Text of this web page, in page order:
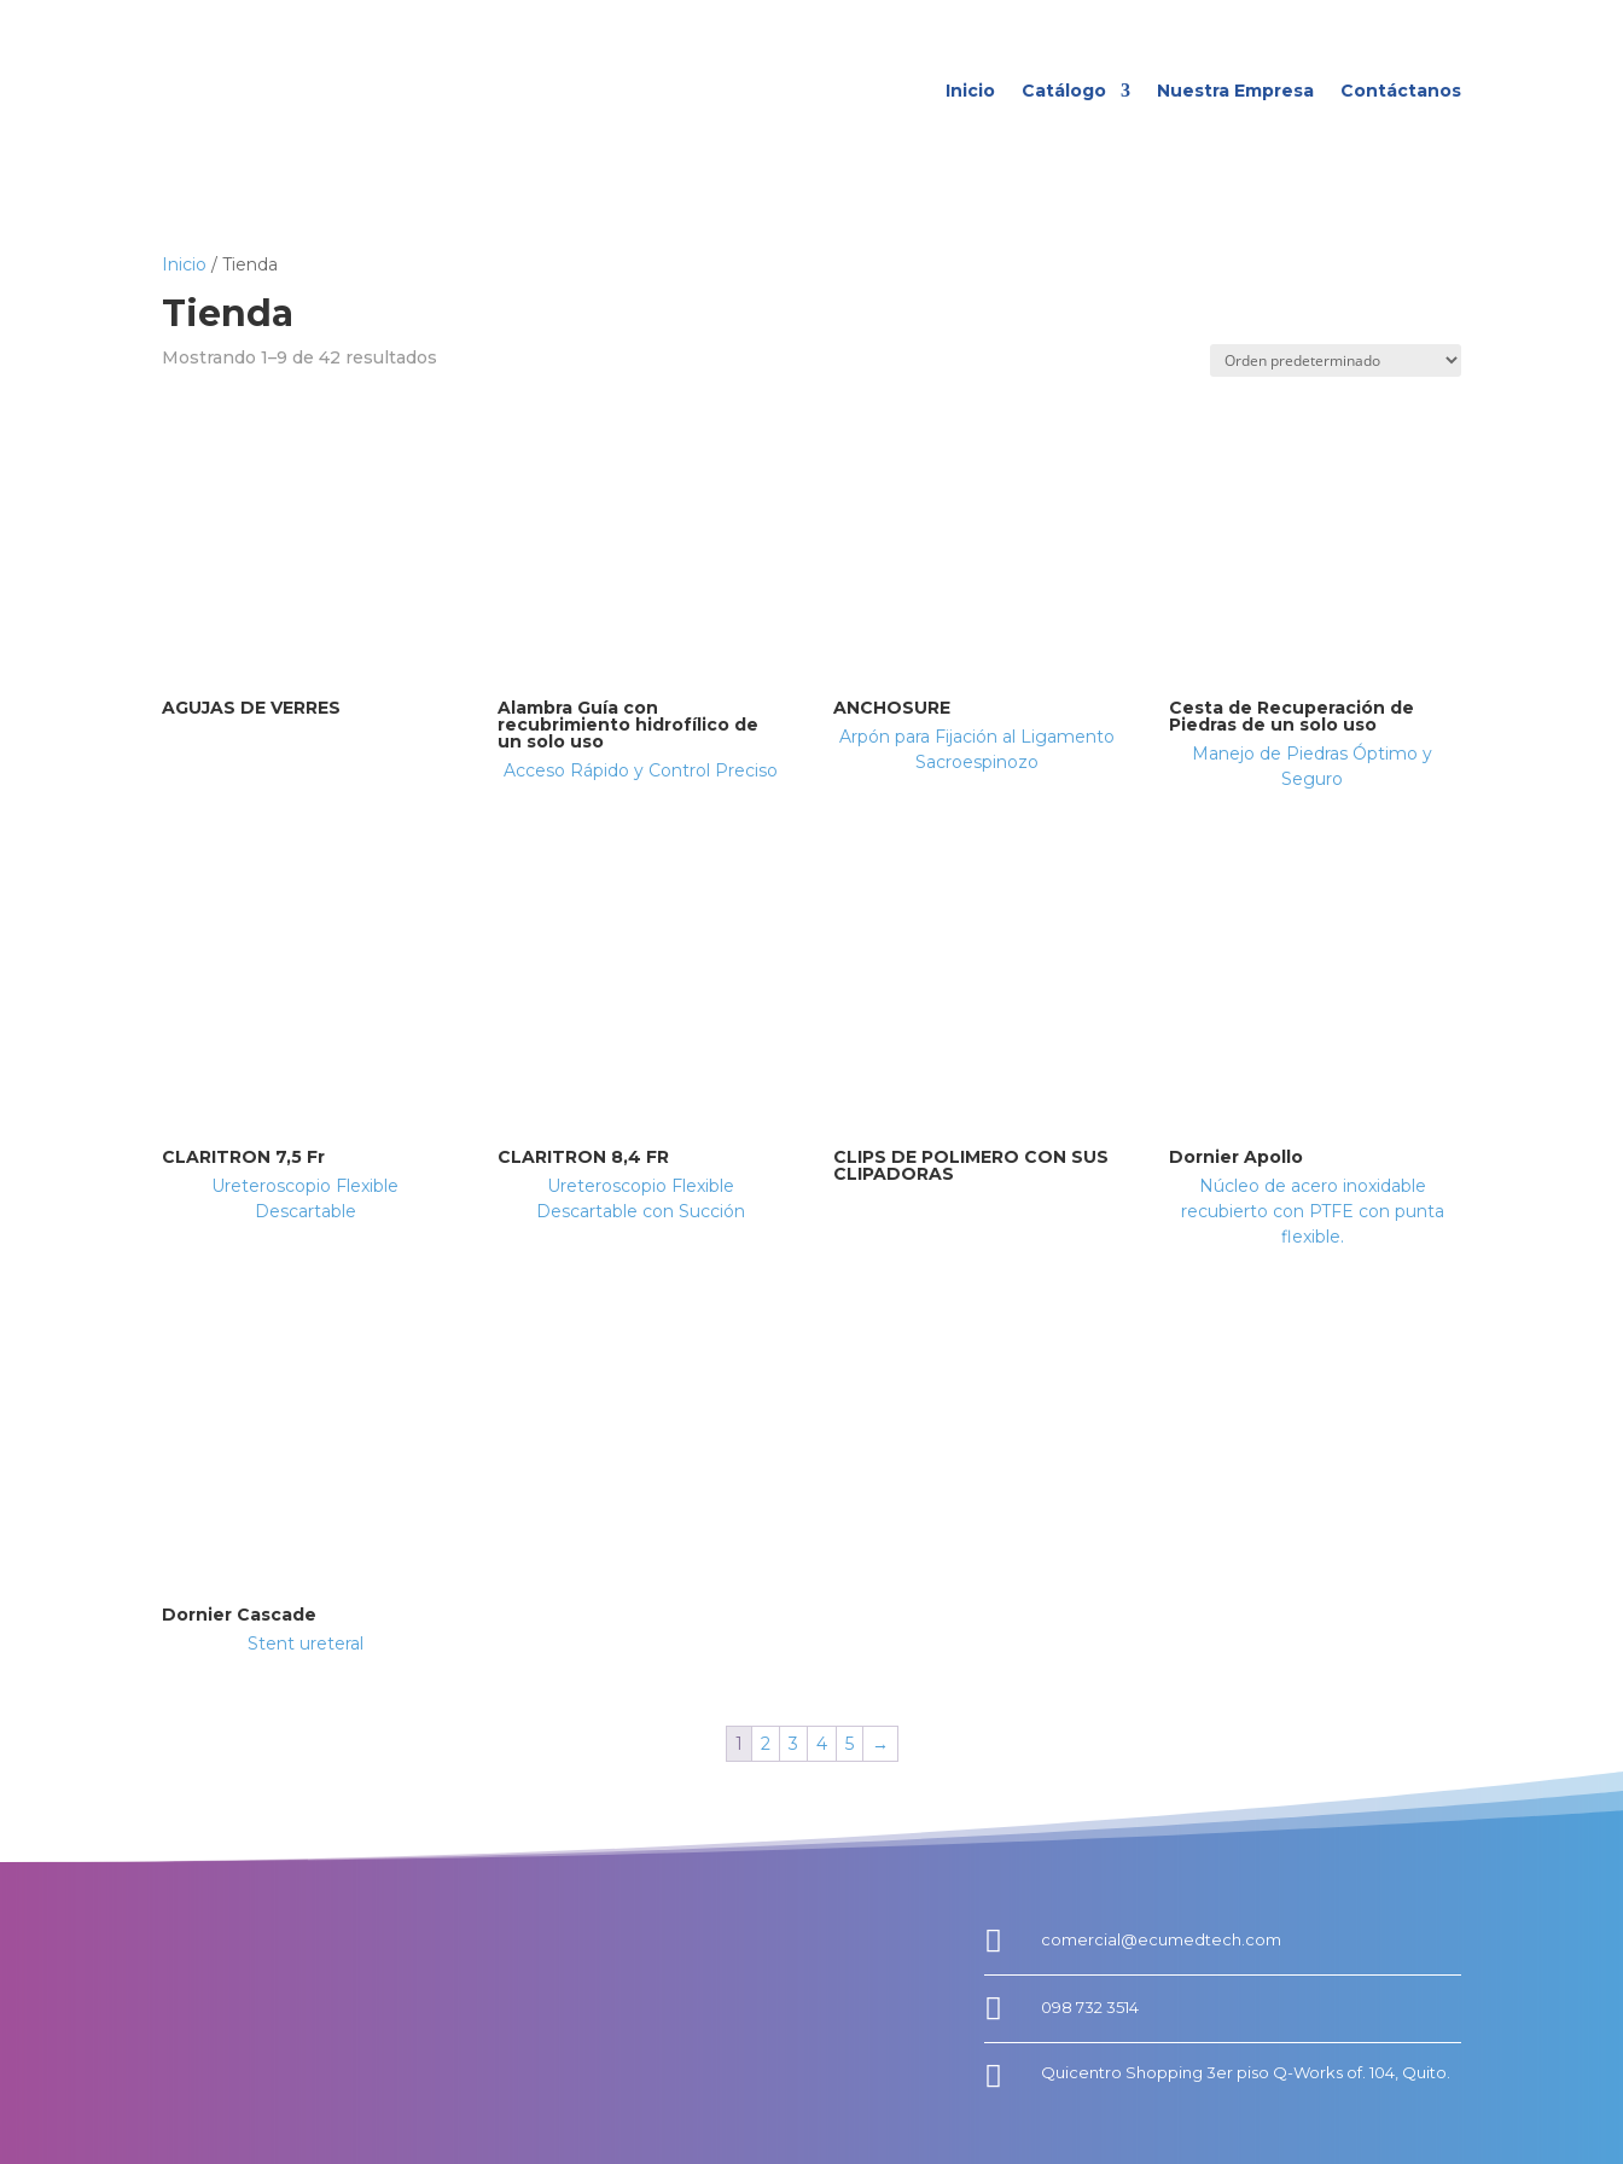
Inicio Catálogo Nuestra Empresa Contáctanos
Inicio / Tienda
Tienda
Mostrando 1–9 de 42 resultados
AGUJAS DE VERRES Alambra Guía con
recubrimiento hidrofílico de
un solo uso
Acceso Rápido y Control Preciso
ANCHOSURE
Arpón para Fijación al Ligamento
Sacroespinozo
Cesta de Recuperación de
Piedras de un solo uso
Manejo de Piedras Óptimo y
Seguro
CLARITRON 7,5 Fr
Ureteroscopio Flexible
Descartable
CLARITRON 8,4 FR
Ureteroscopio Flexible
Descartable con Succión
CLIPS DE POLIMERO CON SUS
CLIPADORAS
Dornier Apollo
Núcleo de acero inoxidable
recubierto con PTFE con punta
flexible.
Dornier Cascade
Stent ureteral
1 2 3 4 5 →
 comercial@ecumedtech.com
 098 732 3514
 Quicentro Shopping 3er piso Q-Works of. 104, Quito.